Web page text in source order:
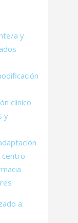
a y
clínico
y
centro
a: